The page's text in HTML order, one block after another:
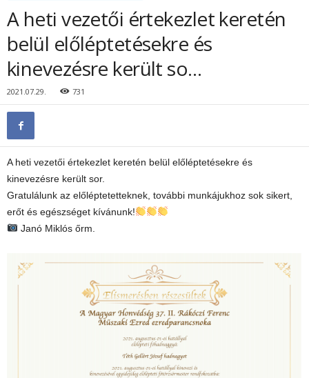
A heti vezetői értekezlet keretén
belül előléptetésekre és
kinevezésre került so…
2021.07.29. 731
A heti vezetői értekezlet keretén belül előléptetésekre és
kinevezésre került sor.
Gratulálunk az előléptetetteknek, további munkájukhoz sok sikert,
erőt és egészséget kívánunk!
Janó Miklós őrm.